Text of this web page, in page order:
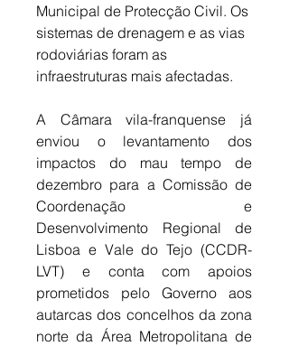
Municipal de Protecção Civil. Os
sistemas de drenagem e as vias
rodoviárias foram as
infraestruturas mais afectadas.
A Câmara vila-franquense já
enviou o levantamento dos
impactos do mau tempo de
dezembro para a Comissão de
Coordenação e
Desenvolvimento Regional de
Lisboa e Vale do Tejo (CCDR-
LVT) e conta com apoios
prometidos pelo Governo aos
autarcas dos concelhos da zona
norte da Área Metropolitana de